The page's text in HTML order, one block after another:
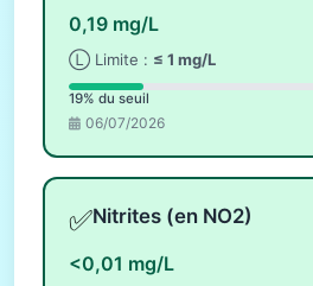
0,19 mg/L
Ⓛ Limite : ≤ 1 mg/L
19% du seuil
06/07/2026
✅Nitrites (en NO2)
<0,01 mg/L